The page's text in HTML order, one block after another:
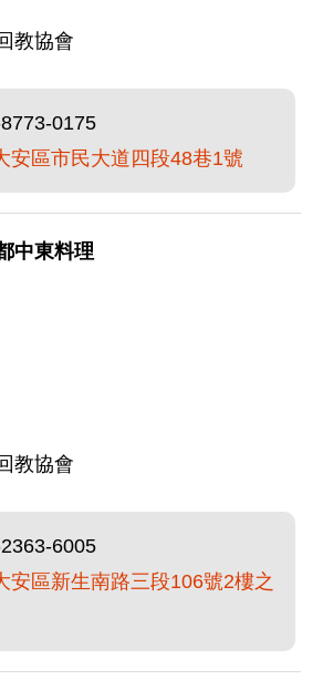
教協會
0175
安區市民大道四段48巷1號
中東料理
教協會
6005
安區新生南路三段106號2樓之